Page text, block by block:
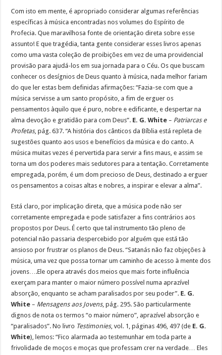
Com isto em mente, é apropriado considerar algumas referências
específicas à música encontradas nos volumes do Espírito de
Profecia. Que maravilhosa fonte de orientação direta sobre esse
assunto! E que tragédia, tanta gente considerar esses livros apenas
como uma vasta coleção de proibições em vez de uma providencial
provisão para ajudá-los em sua jornada para o Céu. Os que buscam
conhecer os desígnios de Deus quanto à música, nada melhor fariam
do que ler estas bem definidas afirmações: “Fazia-se com que a
música servisse a um santo propósito, a fim de erguer os
pensamentos àquilo que é puro, nobre e edificante, e despertar na
alma devoção e gratidão para com Deus”. E. G. White – Patriarcas e
Profetas, pág. 637. “A história dos cânticos da Bíblia está repleta de
sugestões quanto aos usos e benefícios da música e do canto. A
música muitas vezes é pervertida para servir a fins maus, e assim se
torna um dos poderes mais sedutores para a tentação. Corretamente
empregada, porém, é um dom precioso de Deus, destinado a erguer
os pensamentos a coisas altas e nobres, a inspirar e elevar a alma”.
Está claro, por implicação direta, que a música pode não ser
corretamente empregada e pode satisfazer a fins contrários aos
propostos por Deus. É certo que tal instrumento tão pleno de
potencial não passaria despercebido por alguém que está tão
ansioso por frustrar os planos de Deus. “Satanás não faz objeções à
música, uma vez que possa tornar um caminho de acesso à mente dos
jovens….Ele opera através dos meios que mais forte influência
exerçam para manter o maior número possível numa aprazível
absorção, enquanto se acham paralisados por seu poder”. E. G.
White – Mensagens aos Jovens, pág. 295. São particularmente
dignos de nota os termos “o maior número”, aprazível absorção e
“paralisados”. No livro Testimonies, vol. 1, páginas 496, 497 (de E. G.
White), lemos: “Fico alarmada ao testemunhar em toda parte a
frivolidade de moços e moças que professam crer na verdade… Eles